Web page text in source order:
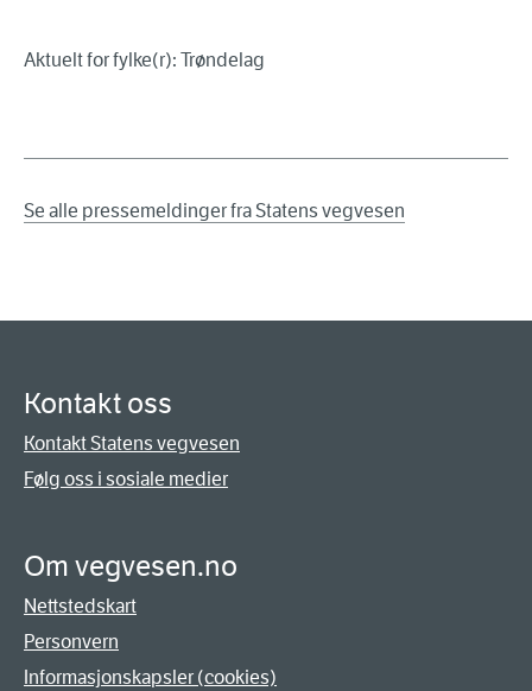
Aktuelt for fylke(r): Trøndelag
Se alle pressemeldinger fra Statens vegvesen
Kontakt oss
Kontakt Statens vegvesen
Følg oss i sosiale medier
Om vegvesen.no
Nettstedskart
Personvern
Informasjonskapsler (cookies)